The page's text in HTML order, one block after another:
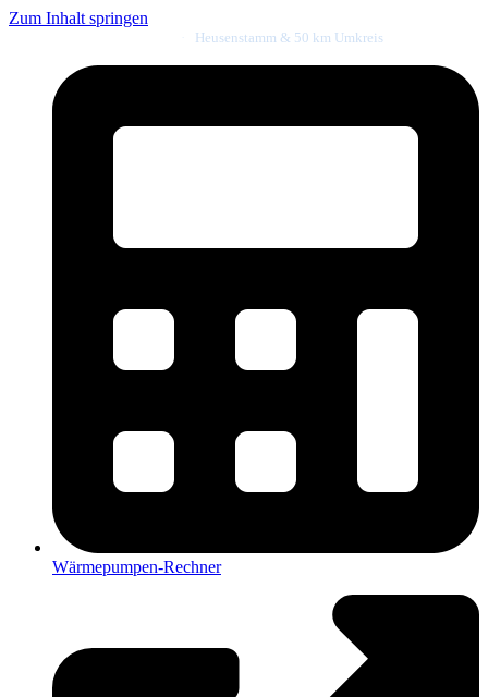
Zum Inhalt springen
Heusenstamm & 50 km Umkreis
Wärmepumpen-Rechner